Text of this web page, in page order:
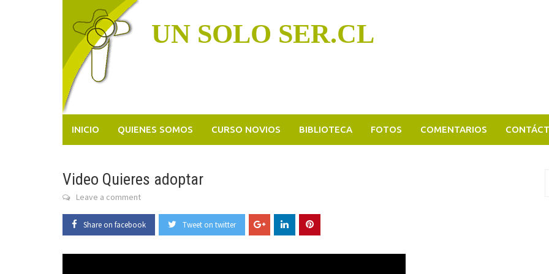
UN SOLO SER.CL
INICIO QUIENES SOMOS CURSO NOVIOS BIBLIOTECA FOTOS COMENTARIOS
Video Quieres adoptar
Leave a comment
Share on facebook Tweet on twitter